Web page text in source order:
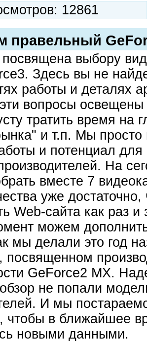
12861
правельный
посвящена выбору
Здесь вы не
работы и деталях
вопросы
тратить время на
и т.п. Мы
и потенциал
На
вместе 7
уже
Web-сайта как раз
можем
мы делали это год
посвященном
GeForce2 MX.
не попали
И мы
чтобы в ближайшее
новыми данными.